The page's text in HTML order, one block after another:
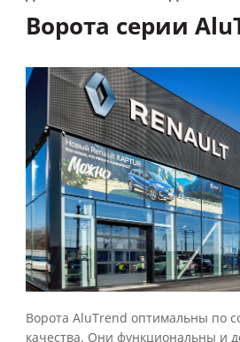
Ворота серии
Ворота AluTrend оптимальны по